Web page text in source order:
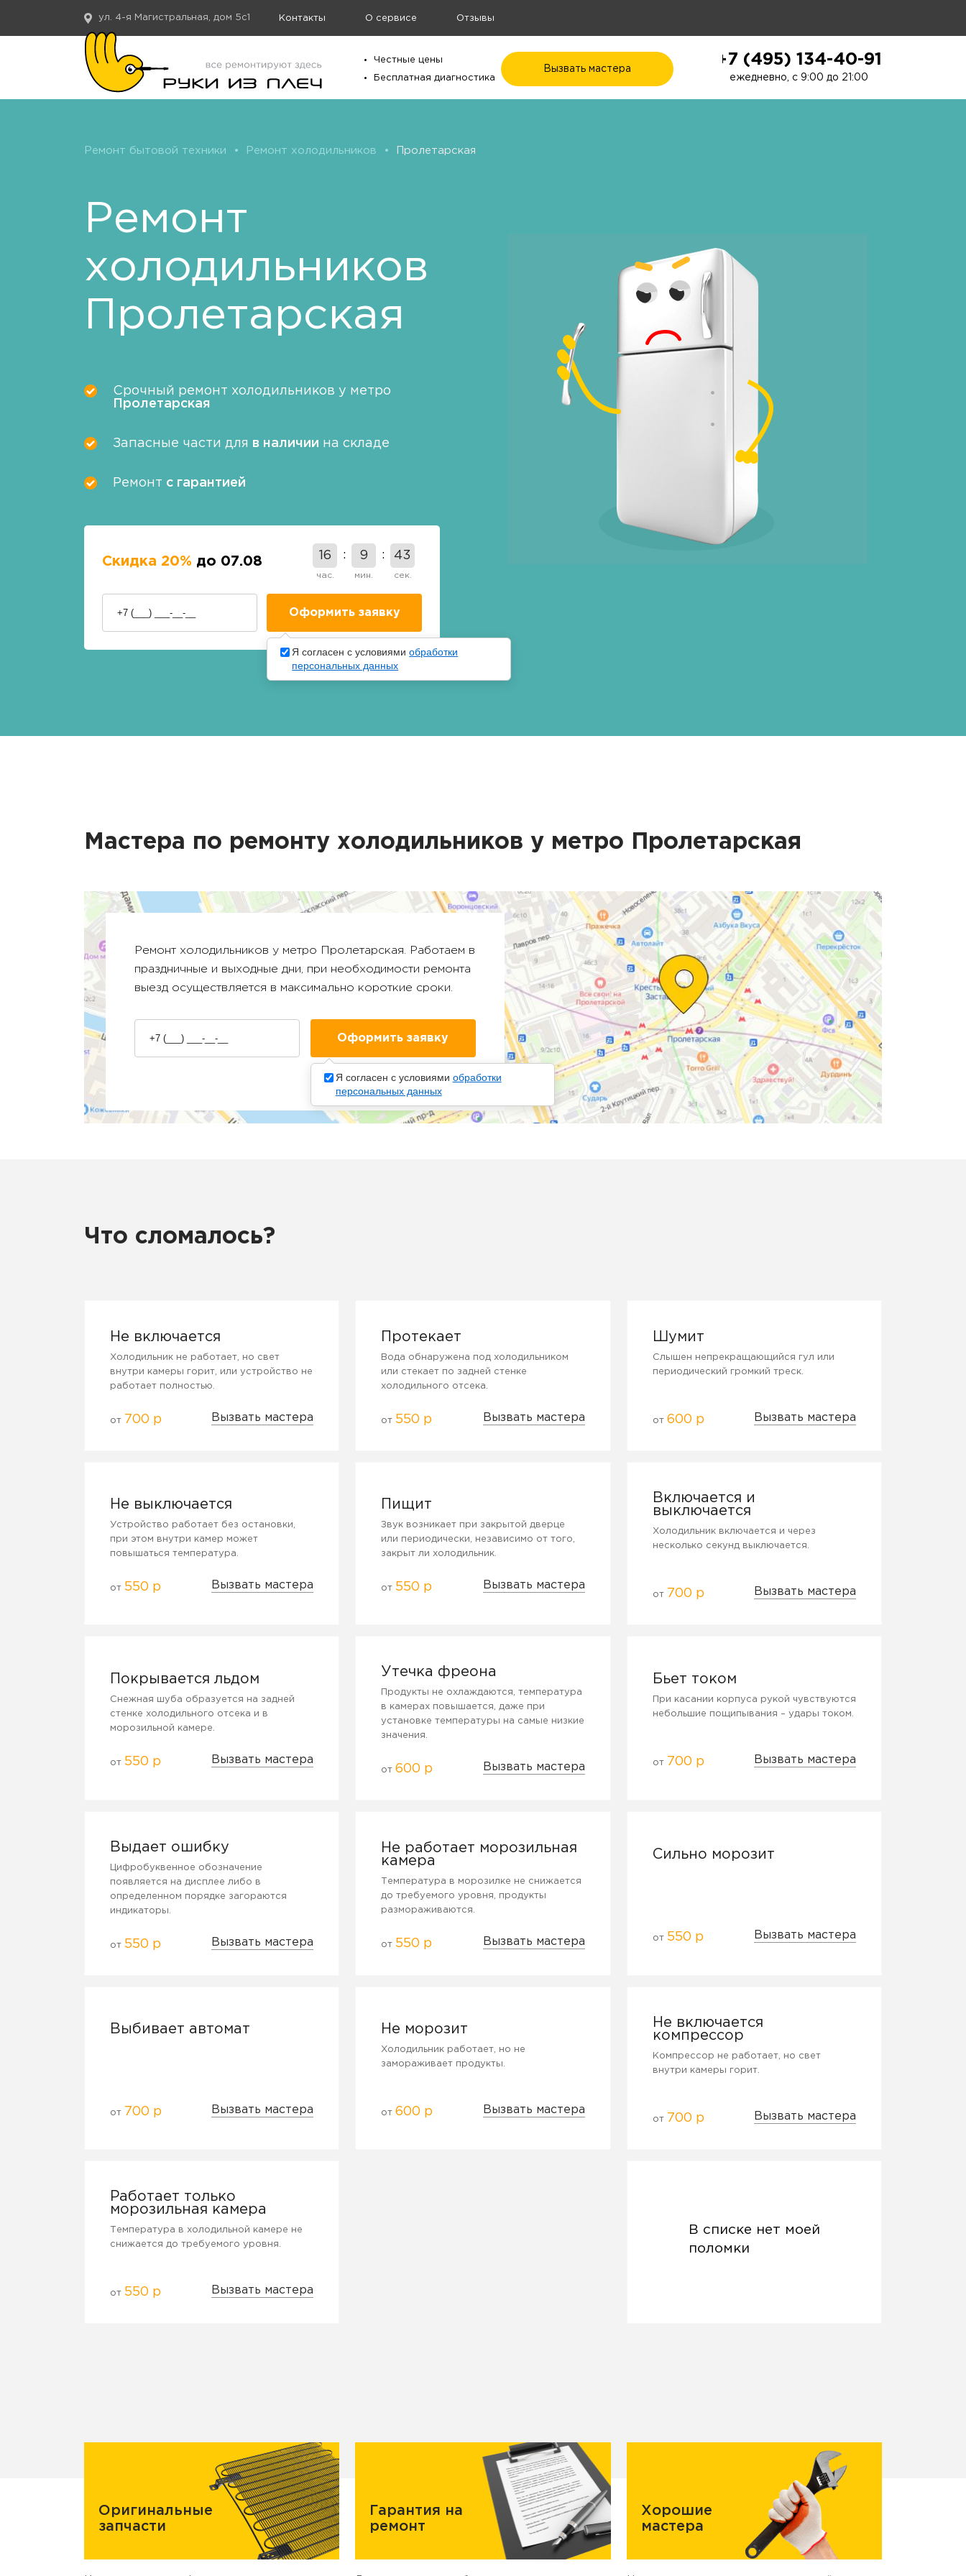
ул. 4-я Магистральная, дом 5с1 Контакты О сервисе Отзывы
Честные цены
Бесплатная диагностика
Вызвать мастера
+7 (495) 134-40-91
ежедневно, с 9:00 до 21:00
Ремонт бытовой техники • Ремонт холодильников • Пролетарская
Ремонт
холодильников
Пролетарская
Срочный ремонт холодильников у метро
Пролетарская
Запасные части для в наличии на складе
Ремонт с гарантией
Скидка 20% до 07.08 16
час.
9
мин.
42
сек.
Мастера по ремонту холодильников у метро Пролетарская
Ремонт холодильников у метро Пролетарская. Работаем в
праздничные и выходные дни, при необходимости ремонта
выезд осуществляется в максимально короткие сроки.
Что сломалось?
Не включается
Холодильник не работает, но свет
внутри камеры горит, или устройство не
работает полностью.
от 700 р Вызвать мастера
Протекает
Вода обнаружена под холодильником
или стекает по задней стенке
холодильного отсека.
от 550 р Вызвать мастера
Шумит
Слышен непрекращающийся гул или
периодический громкий треск.
от 600 р Вызвать мастера
Не выключается
Устройство работает без остановки,
при этом внутри камер может
повышаться температура.
от 550 р Вызвать мастера
Пищит
Звук возникает при закрытой дверце
или периодически, независимо от того,
закрыт ли холодильник.
от 550 р Вызвать мастера
Включается и
выключается
Холодильник включается и через
несколько секунд выключается.
от 700 р Вызвать мастера
Покрывается льдом
Снежная шуба образуется на задней
стенке холодильного отсека и в
морозильной камере.
от 550 р Вызвать мастера
Утечка фреона
Продукты не охлаждаются, температура
в камерах повышается, даже при
установке температуры на самые низкие
значения.
от600 р Вызвать мастера
Бьет током
При касании корпуса рукой чувствуются
небольшие пощипывания – удары током.
от 700 р Вызвать мастера
Выдает ошибку
Цифробуквенное обозначение
появляется на дисплее либо в
определенном порядке загораются
индикаторы.
от 550 р Вызвать мастера
Не работает морозильная
камера
Температура в морозилке не снижается
до требуемого уровня, продукты
размораживаются.
от 550 р Вызвать мастера
Сильно морозит
от 550 р Вызвать мастера
Выбивает автомат
от 700 р Вызвать мастера
Не морозит
Холодильник работает, но не
замораживает продукты.
от600 р Вызвать мастера
Не включается
компрессор
Компрессор не работает, но свет
внутри камеры горит.
от 700 р Вызвать мастера
Работает только
морозильная камера
Температура в холодильной камере не
снижается до требуемого уровня.
от 550 р Вызвать мастера
В списке нет моей
поломки
Оригинальные
запчасти
Гарантия на
ремонт
Хорошие
мастера
Я согласен с условиямиобработки
персональных данных
Я согласен с условиями обработки
персональных данных